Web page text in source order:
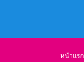
หน้าแรก